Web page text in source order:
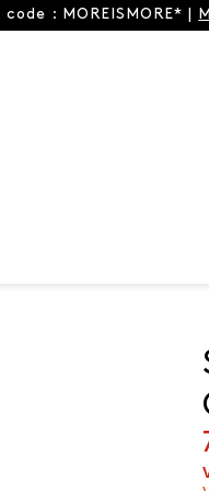
: MOREISMORE* |